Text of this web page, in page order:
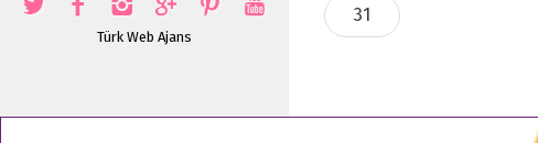
Türk Web Ajans
31